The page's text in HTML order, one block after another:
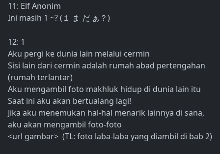
11: Elf Anonim
Ini masih 1 ~? ( １ ま だ ぁ？ )
12: 1
Aku pergi ke dunia lain melalui cermin
Sisi lain dari cermin adalah rumah abad pertengahan
(rumah terlantar)
Aku mengambil foto makhluk hidup di dunia lain itu
Saat ini aku akan bertualang lagi!
Jika aku menemukan hal-hal menarik lainnya di sana,
aku akan mengambil foto-foto
<url gambar> (TL: foto laba-laba yang diambil di bab 2)